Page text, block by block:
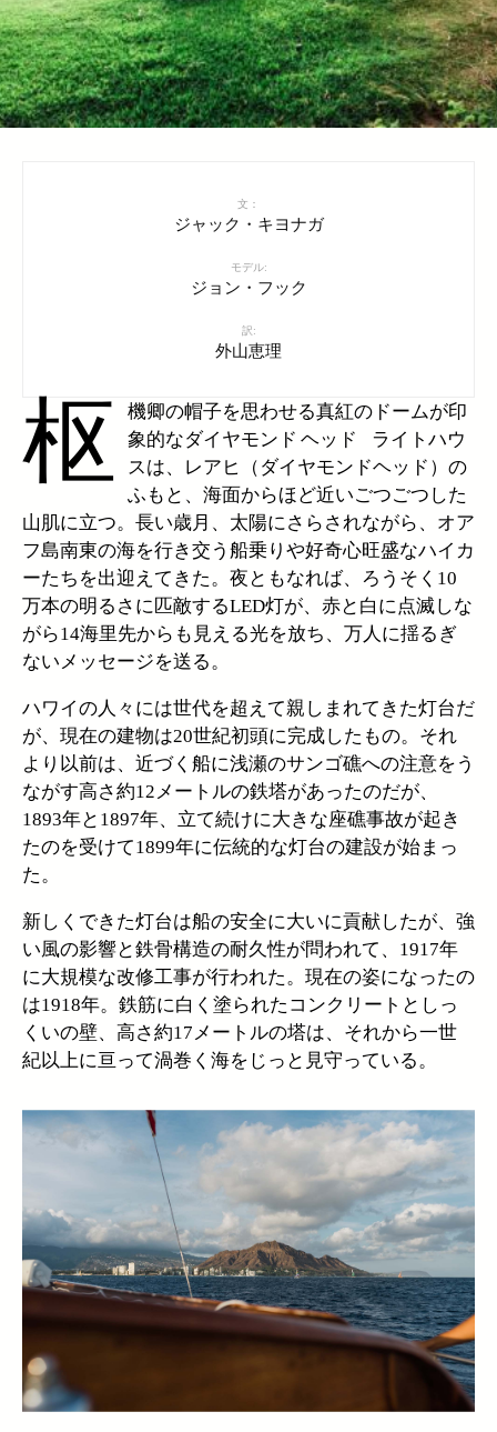
文：
ジャック・キヨナガ
モデル:
ジョン・フック
訳:
外山恵理
枢
機卿の帽子を思わせる真紅のドームが印
象的なダイヤモンド ヘッド ライトハウ
スは、レアヒ（ダイヤモンドヘッド）の
ふもと、海面からほど近いごつごつした
山肌に立つ。長い歳月、太陽にさらされながら、オア
フ島南東の海を行き交う船乗りや好奇心旺盛なハイカ
ーたちを出迎えてきた。夜ともなれば、ろうそく10
万本の明るさに匹敵するLED灯が、赤と白に点滅しな
がら14海里先からも見える光を放ち、万人に揺るぎ
ないメッセージを送る。
ハワイの人々には世代を超えて親しまれてきた灯台だ
が、現在の建物は20世紀初頭に完成したもの。それ
より以前は、近づく船に浅瀬のサンゴ礁への注意をう
ながす高さ約12メートルの鉄塔があったのだが、
1893年と1897年、立て続けに大きな座礁事故が起き
たのを受けて1899年に伝統的な灯台の建設が始まっ
た。
新しくできた灯台は船の安全に大いに貢献したが、強
い風の影響と鉄骨構造の耐久性が問われて、1917年
に大規模な改修工事が行われた。現在の姿になったの
は1918年。鉄筋に白く塗られたコンクリートとしっ
くいの壁、高さ約17メートルの塔は、それから一世
紀以上に亘って渦巻く海をじっと見守っている。